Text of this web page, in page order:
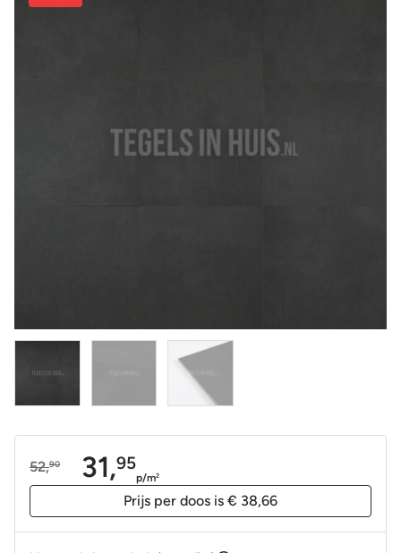
52,90
Oorspronkelijke
31,95
Huidige
p/m2
Prijs per doos is € 38,66